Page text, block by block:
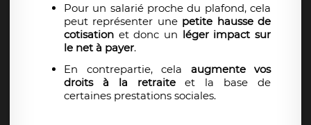
Pour un salarié proche du plafond, cela
peut représenter une petite hausse de
cotisation et donc un léger impact sur
le net à payer.
En contrepartie, cela augmente vos
droits à la retraiteet la base de
certaines prestations sociales.